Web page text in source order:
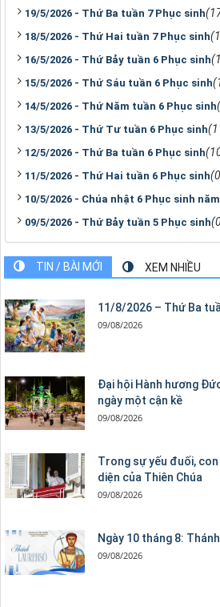
19/5/2026 - Thứ Ba tuần 7 Phục sinh
18/5/2026 - Thứ Hai tuần 7 Phục sinh
16/5/2026 - Thứ Bảy tuần 6 Phục sinh
15/5/2026 - Thứ Sáu tuần 6 Phục sinh
14/5/2026 - Thứ Năm tuần 6 Phục sinh
13/5/2026 - Thứ Tư tuần 6 Phục sinh
12/5/2026 - Thứ Ba tuần 6 Phục sinh
11/5/2026 - Thứ Hai tuần 6 Phục sinh
10/5/2026 - Chúa nhật 6 Phục sinh
09/5/2026 - Thứ Bảy tuần 5 Phục sinh
TIN / BÀI MỚI XEM NHIỀU
11/8/2026 – Thứ Ba
09/08/2026
Đại hội Hành hương
ngày một cận kề
09/08/2026
Trong sự yếu đuối,
diện của Thiên Chúa
09/08/2026
Ngày 10 tháng 8:
09/08/2026